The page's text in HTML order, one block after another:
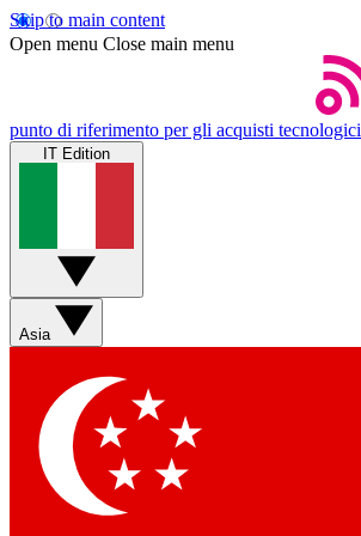
Skip to main content
Open menu Close main menu
punto di riferimento per gli acquisti tecnologici
IT Edition
Asia